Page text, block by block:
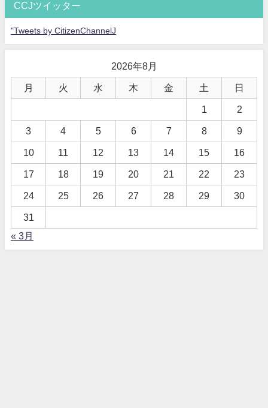
CCJツイッター
"Tweets by CitizenChannelJ
2026年8月
月 火 水 木 金 土 日
1 2
3 4 5 6 7 8 9
10 11 12 13 14 15 16
17 18 19 20 21 22 23
24 25 26 27 28 29 30
31
« 3月